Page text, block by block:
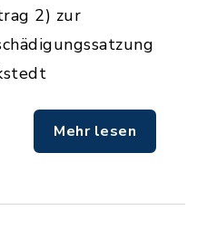
2) zur
Mehr lesen